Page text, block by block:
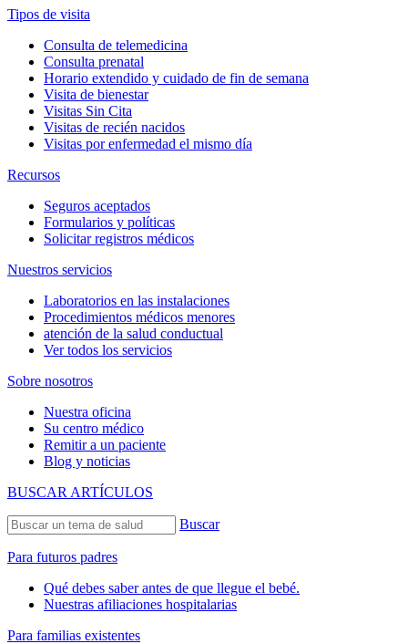
Tipos de visita
Consulta de telemedicina
Consulta prenatal
Horario extendido y cuidado de fin de semana
Visita de bienestar
Visitas Sin Cita
Visitas de recién nacidos
Visitas por enfermedad el mismo día
Recursos
Seguros aceptados
Formularios y políticas
Solicitar registros médicos
Nuestros servicios
Laboratorios en las instalaciones
Procedimientos médicos menores
atención de la salud conductual
Ver todos los servicios
Sobre nosotros
Nuestra oficina
Su centro médico
Remitir a un paciente
Blog y noticias
BUSCAR ARTÍCULOS
Buscar
Para futuros padres
Qué debes saber antes de que llegue el bebé.
Nuestras afiliaciones hospitalarias
Para familias existentes